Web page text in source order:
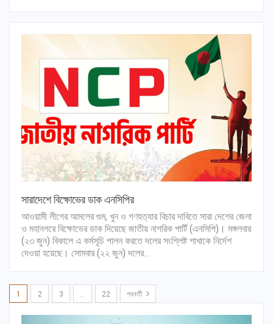
সারাদেশে বিক্ষোভের ডাক এনসিপির
আওয়ামী লীগের আমলের গুম, খুন ও গণহত্যার বিচার দাবিতে সারা দেশের জেলা
ও মহানগরে বিক্ষোভের ডাক দিয়েছে জাতীয় নাগরিক পার্টি (এনসিপি)। মঙ্গলবার
(২৩ জুন) বিকালে এ কর্মসূচি পালন করতে দলের সংশ্লিষ্ট শাখাকে নির্দেশ
দেওয়া হয়েছে। সোমবার (২২ জুন) দলের…
1 2 3 … 22 পরবর্তী